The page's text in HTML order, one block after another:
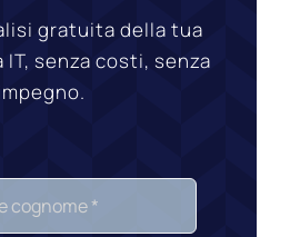
gratuita della tua
senza costi, senza